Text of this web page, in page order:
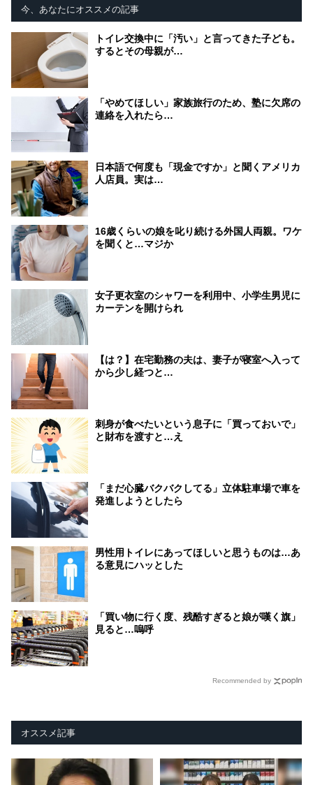
今、あなたにオススメの記事
トイレ交換中に「汚い」と言ってきた子ども。
するとその母親が…
「やめてほしい」家族旅行のため、塾に欠席の
連絡を入れたら…
日本語で何度も「現金ですか」と聞くアメリカ
人店員。実は…
16歳くらいの娘を叱り続ける外国人両親。ワケ
を聞くと…マジか
女子更衣室のシャワーを利用中、小学生男児に
カーテンを開けられ
【は？】在宅勤務の夫は、妻子が寝室へ入って
から少し経つと…
刺身が食べたいという息子に「買っておいで」
と財布を渡すと…え
「まだ心臓バクバクしてる」立体駐車場で車を
発進しようとしたら
男性用トイレにあってほしいと思うものは…あ
る意見にハッとした
「買い物に行く度、残酷すぎると娘が嘆く旗」
見ると…嗚呼
Recommended by
オススメ記事